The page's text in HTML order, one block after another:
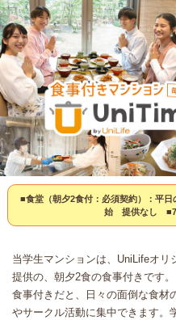
■食堂（朝夕2食付：必須契約）：平
始 提供なし ■7
当学生マンションは、UniLifeオリ
提供の、朝夕2食の食事付きです。
食事付きだと、日々の面倒な食材
やサークル活動に集中できます。